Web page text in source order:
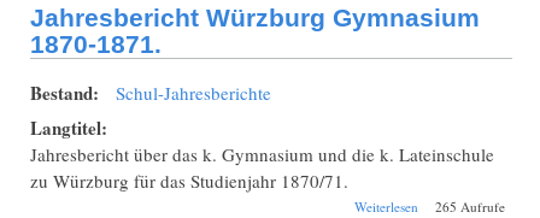
Jahresbericht Würzburg Gymnasium
1870-1871.
Bestand: Schul-Jahresberichte
Langtitel:
Jahresbericht über das k. Gymnasium und die k. Lateinschule
zu Würzburg für das Studienjahr 1870/71.
Weiterlesen über Jahresbericht
265 Aufrufe